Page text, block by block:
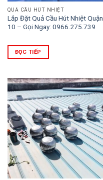
QUẢ CẦU HÚT NHIỆT
Lắp Đặt Quả Cầu Hút Nhiệt Quận
10 – Gọi Ngay: 0966.275.739
ĐỌC TIẾP